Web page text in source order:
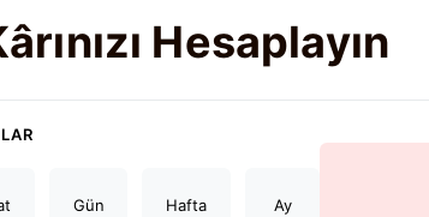
Hesaplayın
Gün Hafta Ay